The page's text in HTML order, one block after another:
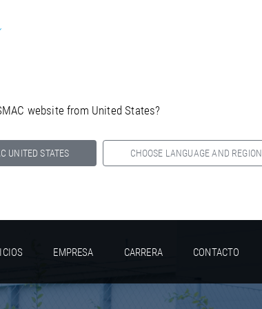
website from United States?
UNITED STATES CHOOSE LANGUAGE AND REGION
EMPRESA CARRERA CONTACTO